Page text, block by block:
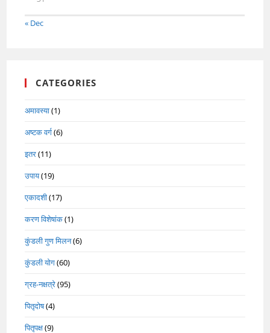
« Dec
CATEGORIES
अमावस्या(1)
अष्टक वर्ग(6)
इतर(11)
उपाय(19)
एकादशी(17)
करण विशेषांक(1)
कुंडली गुण मिलन(6)
कुंडली योग(60)
ग्रह-नक्षत्रे(95)
पितृदोष(4)
पितृपक्ष(9)